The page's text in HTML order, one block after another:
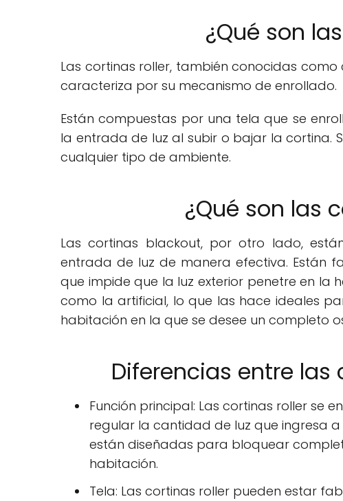
¿Qué son
Las cortinas roller, también conocidas
caracteriza por su mecanismo de enrollado.
Están compuestas por una tela que se
la entrada de luz al subir o bajar la cortina.
cualquier tipo de ambiente.
¿Qué son las
Las cortinas blackout, por otro lado,
entrada de luz de manera efectiva. Están
que impide que la luz exterior penetre en
como la artificial, lo que las hace ideales
habitación en la que se desee un completo
Diferencias entre
Función principal: Las cortinas roller se
regular la cantidad de luz que ingresa
están diseñadas para bloquear
habitación.
Tela: Las cortinas roller pueden estar